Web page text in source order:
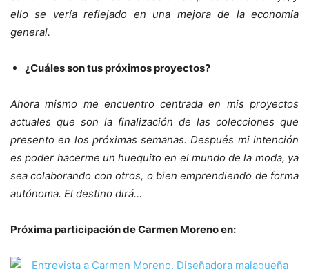
ello se vería reflejado en una mejora de la economía
general.
¿Cuáles son tus próximos proyectos?
Ahora mismo me encuentro centrada en mis proyectos
actuales que son la finalización de las colecciones que
presento en los próximas semanas. Después mi intención
es poder hacerme un huequito en el mundo de la moda, ya
sea colaborando con otros, o bien emprendiendo de forma
autónoma. El destino dirá…
Próxima participación de Carmen Moreno en: